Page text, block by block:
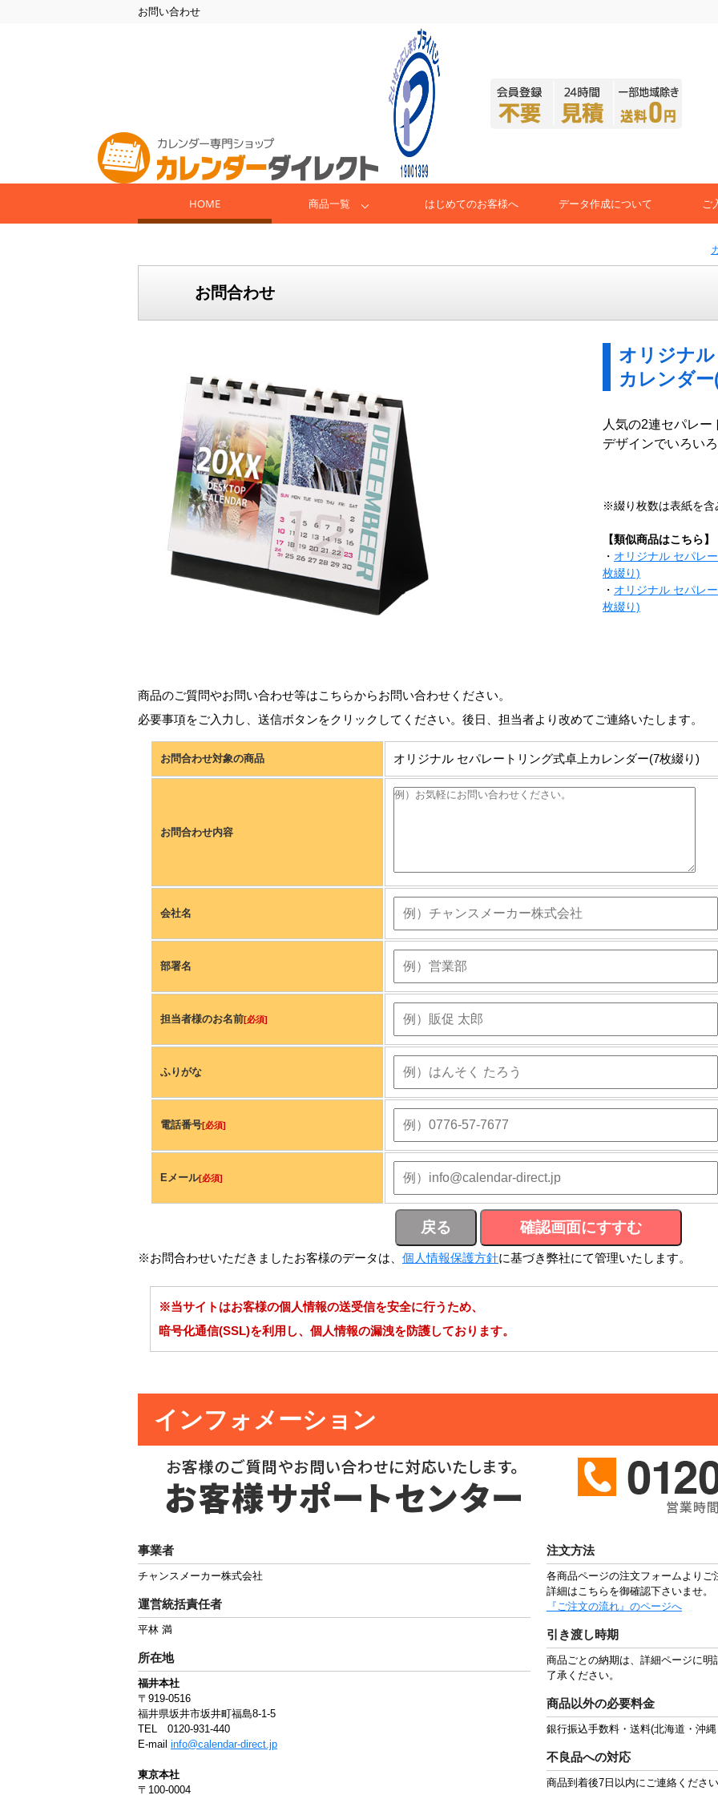
お問い合わせ
HOME 商品一覧 はじめてのお客様へ データ作成について ご
お問合わせ
オリジナ
カレンダ
人気の2連セパレー
デザインでいろい
※綴り枚数は表紙を含
【類似商品はこちら】
・ オリジナル セパレ
枚綴り)
・ オリジナル セパレ
枚綴り)
商品のご質問やお問い合わせ等はこちらからお問い合わせください。
必要事項をご入力し、送信ボタンをクリックしてください。後日、担当者より改めてご連絡いたします。
お問合わせ対象の商品 オリジナル セパレートリング式卓上カレンダー(7枚綴り)
お問合わせ内容
会社名
部署名
担当者様のお名前[必須]
ふりがな
電話番号[必須]
Eメール[必須]
※お問合わせいただきましたお客様のデータは、 個人情報保護方針に基づき弊社にて管理いたします。
※当サイトはお客様の個人情報の送受信を安全に行うため、
暗号化通信(SSL)を利用し、個人情報の漏洩を防護しております。
インフォメーション
事業者
チャンスメーカー株式会社
運営統括責任者
平林 満
所在地
福井本社
〒919-0516
福井県坂井市坂井町福島8-1-5
TEL 0120-931-440
E-mail info@calendar-direct.jp
東京本社
〒100-0004
注文方法
各商品ページの注文フォームよりご
詳細はこちらを御確認下さいませ。
『ご注文の流れ』のページへ
引き渡し時期
商品ごとの納期は、詳細ページに
了承ください。
商品以外の必要料金
銀行振込手数料・送料(北海道・沖
不良品への対応
商品到着後7日以内にご連絡ください